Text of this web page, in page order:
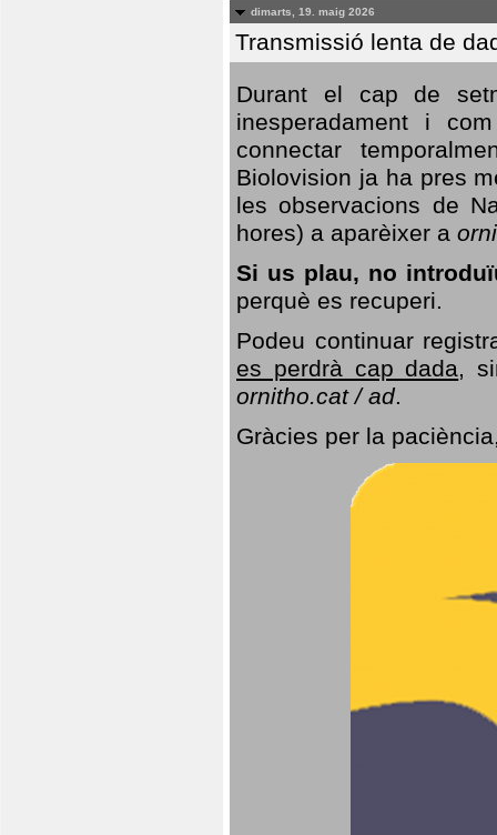
dimarts, 19. maig 2026
Transmissió lenta de
Durant el cap de
inesperadament i
connectar
Biolovision ja ha pres
les observacions de
hores) a aparèixer a
Si us plau, no
perquè es recuperi.
Podeu continuar
es perdrà cap dada,
ornitho.cat / ad.
Gràcies per la